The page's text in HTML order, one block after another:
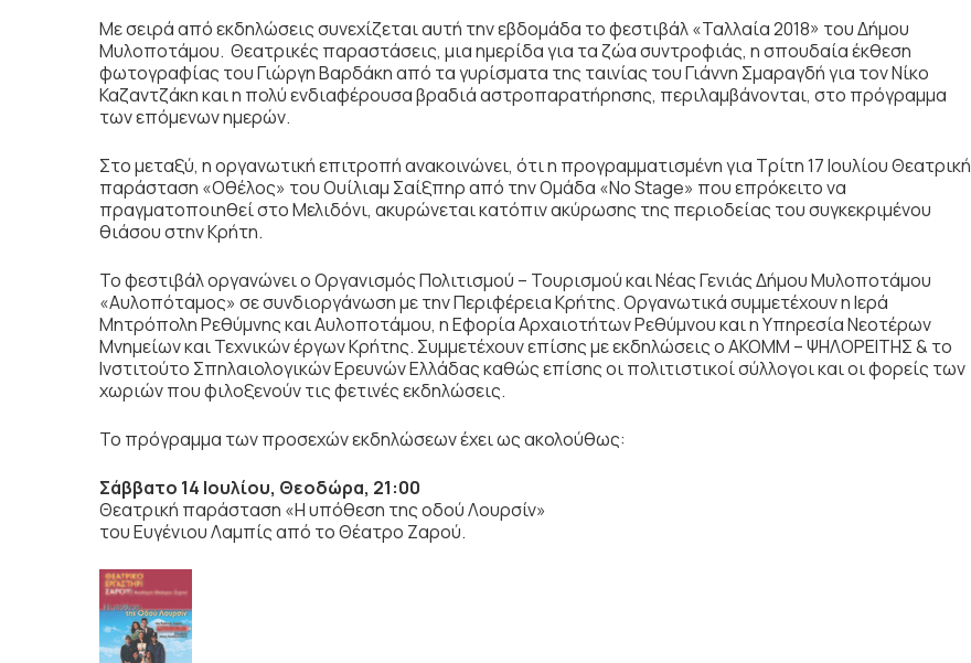
Με σειρά από εκδηλώσεις συνεχίζεται αυτή την εβδομάδα το φεστιβάλ «Ταλλαία 2018» του Δήμου
Μυλοποτάμου. Θεατρικές παραστάσεις, μια ημερίδα για τα ζώα συντροφιάς, η σπουδαία έκθεση
φωτογραφίας του Γιώργη Βαρδάκη από τα γυρίσματα της ταινίας του Γιάννη Σμαραγδή για τον Νίκο
Καζαντζάκη και η πολύ ενδιαφέρουσα βραδιά αστροπαρατήρησης, περιλαμβάνονται, στο πρόγραμμα
των επόμενων ημερών.
Στο μεταξύ, η οργανωτική επιτροπή ανακοινώνει, ότι η προγραμματισμένηγια Τρίτη 17 ΙουλίουΘεατρική
παράσταση «Οθέλος» του Ουίλιαμ Σαίξπηρ από την Ομάδα «No Stage» που επρόκειτο να
πραγματοποιηθεί στο Μελιδόνι, ακυρώνεται κατόπιν ακύρωσης της περιοδείας του συγκεκριμένου
θιάσου στην Κρήτη.
Το φεστιβάλ οργανώνει ο Οργανισμός Πολιτισμού – Τουρισμού και Νέας Γενιάς Δήμου Μυλοποτάμου
«Αυλοπόταμος» σε συνδιοργάνωση με την Περιφέρεια Κρήτης. Οργανωτικά συμμετέχουν η Ιερά
Μητρόπολη Ρεθύμνης και Αυλοποτάμου, η Εφορία Αρχαιοτήτων Ρεθύμνου και η Υπηρεσία Νεοτέρων
Μνημείων και Τεχνικών έργων Κρήτης. Συμμετέχουν επίσης με εκδηλώσεις ο ΑΚΟΜΜ – ΨΗΛΟΡΕΙΤΗΣ & το
Ινστιτούτο Σπηλαιολογικών Ερευνών Ελλάδας καθώς επίσης οι πολιτιστικοί σύλλογοι και οι φορείς των
χωριών που φιλοξενούν τις φετινές εκδηλώσεις.
Το πρόγραμμα των προσεχών εκδηλώσεων έχει ως ακολούθως:
Σάββατο 14 Ιουλίου, Θεοδώρα, 21:00
Θεατρική παράσταση «Η υπόθεση της οδού Λουρσίν»
του Ευγένιου Λαμπίς από το Θέατρο Ζαρού.